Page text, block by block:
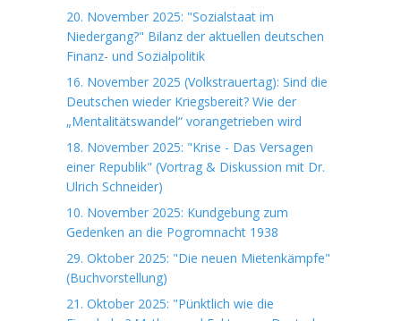
20. November 2025: "Sozialstaat im
Niedergang?" Bilanz der aktuellen deutschen
Finanz- und Sozialpolitik
16. November 2025 (Volkstrauertag): Sind die
Deutschen wieder Kriegsbereit? Wie der
„Mentalitätswandel“ vorangetrieben wird
18. November 2025: "Krise - Das Versagen
einer Republik" (Vortrag & Diskussion mit Dr.
Ulrich Schneider)
10. November 2025: Kundgebung zum
Gedenken an die Pogromnacht 1938
29. Oktober 2025: "Die neuen Mietenkämpfe"
(Buchvorstellung)
21. Oktober 2025: "Pünktlich wie die